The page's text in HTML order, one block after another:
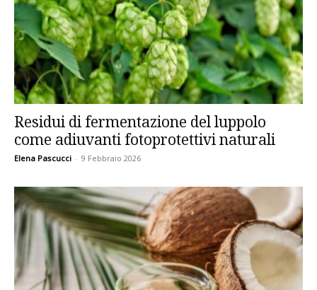
Residui di fermentazione del luppolo
come adiuvanti fotoprotettivi naturali
Elena Pascucci - 9 Febbraio 2026